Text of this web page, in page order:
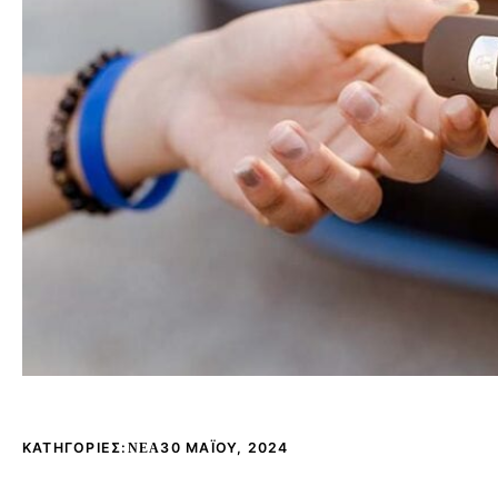
ΚΑΤΗΓΟΡΊΕΣ: NEA30 ΜΑΪ́ΟΥ, 2024